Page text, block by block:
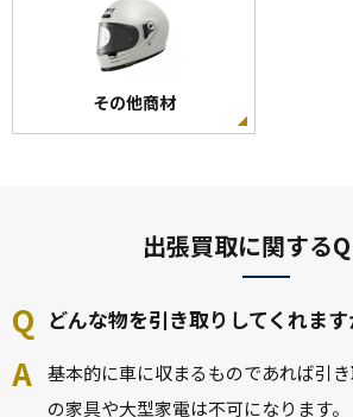
その他商材
出張買取に関する
どんな物を引き取りしてくれます
基本的に車に収まるものであれば引
の家具や大型家電は不可になります。